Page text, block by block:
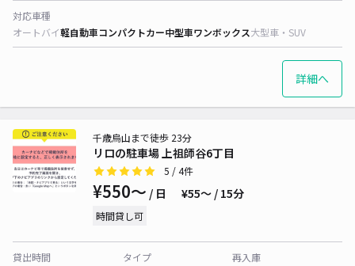
対応車種
オートバイ軽自動車コンパクトカー中型車ワンボックス大型車・SUV
詳細へ
リロの駐車場 上祖師谷6丁目
千歳烏山まで徒歩 23分
5 / 4件
¥550〜 / 日 ¥55〜 / 15分
時間貸し可
貸出時間
タイプ
再入庫